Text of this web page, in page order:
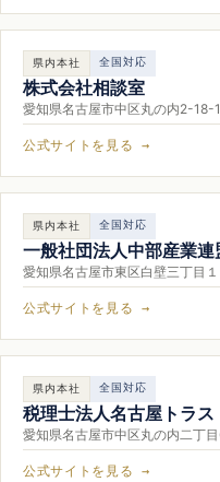
県内本社 全国対応
株式会社相談室
愛知県名古屋市中区丸の内2-18-
公式サイトを見る →
県内本社 全国対応
一般社団法人中部産業連
愛知県名古屋市東区白壁三丁目１
公式サイトを見る →
県内本社 全国対応
税理士法人名古屋トラス
愛知県名古屋市中区丸の内二丁
公式サイトを見る →